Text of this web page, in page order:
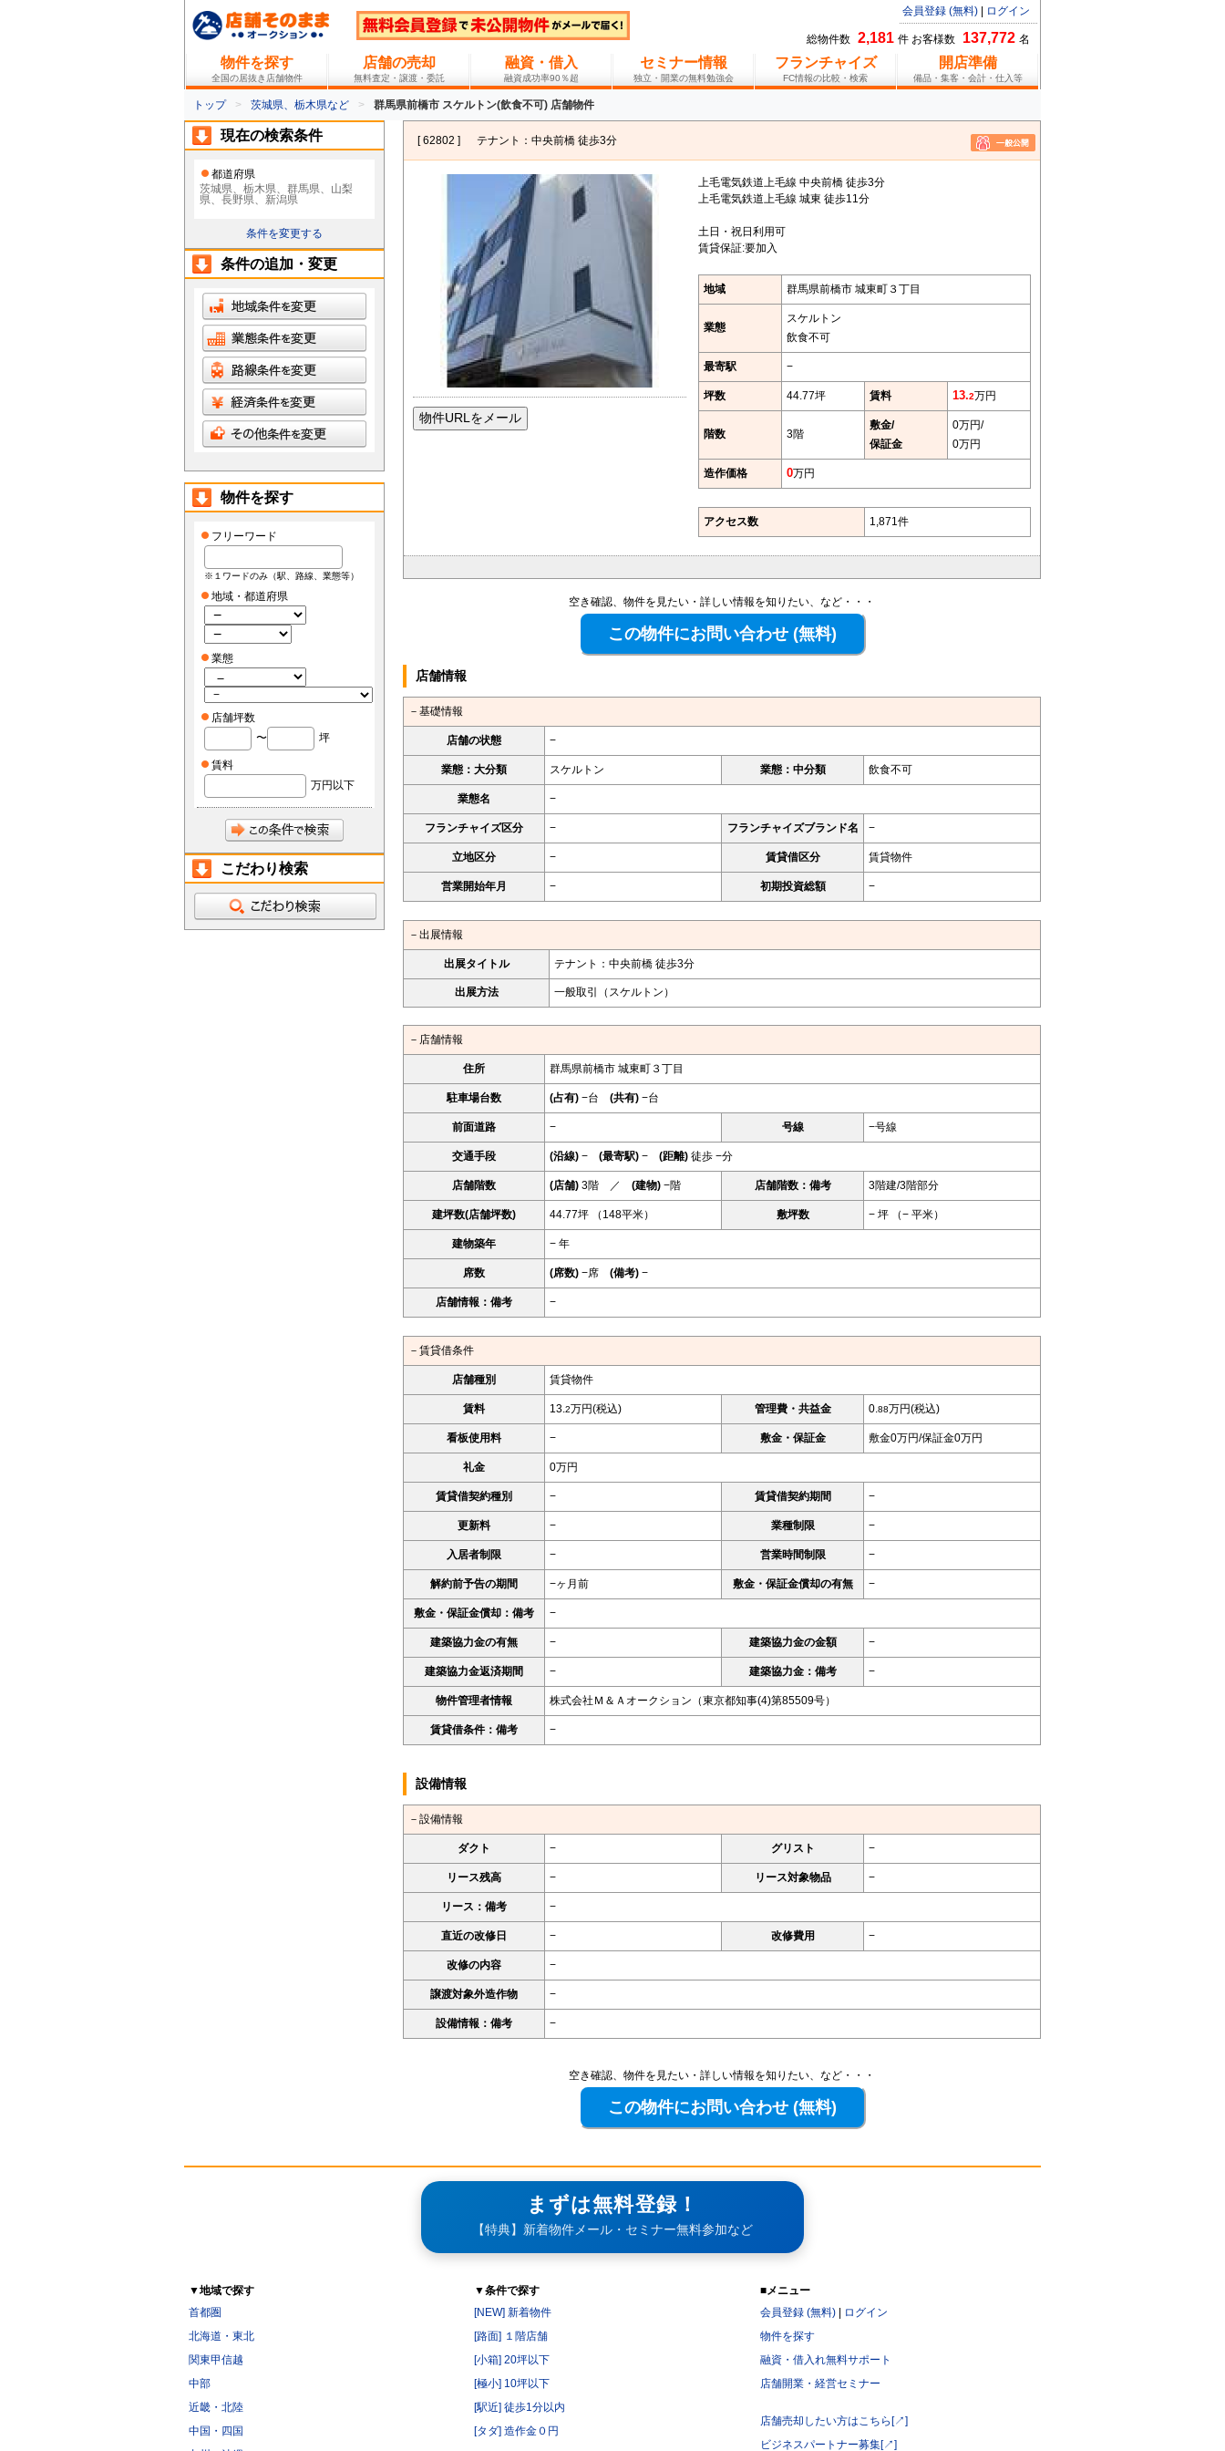
会員登録 (無料) ログイン
総物件数 2,181 件 お客様数 137,772 名
物件を探す
全国の居抜き店舗物件
店舗の売却
無料査定・譲渡・委託
融資・借入
融資成功率90％超
セミナー情報
独立・開業の無料勉強会
フランチャイズ
FC情報の比較・検索
開店準備
備品・集客・会計・仕入等
トップ 茨城県、栃木県など 群馬県前橋市 スケルトン(飲食不可) 店舗物件
[ 62802 ] テナント：中央前橋 徒歩3分
上毛電気鉄道上毛線 中央前橋 徒歩3分
上毛電気鉄道上毛線 城東 徒歩11分
土日・祝日利用可
賃貸保証:要加入
地域 群馬県前橋市 城東町３丁目
業態
スケルトン
飲食不可
最寄駅 −
坪数 44.77坪 賃料 13.2万円
階数 3階
敷金/
保証金
0万円/
0万円
造作価格 0万円
アクセス数 1,871件
空き確認、物件を見たい・詳しい情報を知りたい、など・・・
店舗情報
－基礎情報
店舗の状態 −
業態：大分類 スケルトン 業態：中分類 飲食不可
業態名 −
フランチャイズ区分 − フランチャイズブランド名 −
立地区分 − 賃貸借区分 賃貸物件
営業開始年月 − 初期投資総額 −
－出展情報
出展タイトル テナント：中央前橋 徒歩3分
出展方法 一般取引（スケルトン）
－店舗情報
住所 群馬県前橋市 城東町３丁目
駐車場台数 (占有) −台 (共有) −台
前面道路 − 号線 −号線
交通手段 (沿線) − (最寄駅) − (距離) 徒歩 −分
店舗階数 (店舗) 3階 ／ (建物) −階 店舗階数：備考 3階建/3階部分
建坪数(店舗坪数) 44.77坪 （148平米） 敷坪数 − 坪 （− 平米）
建物築年 − 年
席数 (席数) −席 (備考) −
店舗情報：備考 −
－賃貸借条件
店舗種別 賃貸物件
賃料 13. 2万円(税込) 管理費・共益金 0. 88万円(税込)
看板使用料 − 敷金・保証金 敷金0万円/保証金0万円
礼金 0万円
賃貸借契約種別 − 賃貸借契約期間 −
更新料 − 業種制限 −
入居者制限 − 営業時間制限 −
解約前予告の期間 −ヶ月前 敷金・保証金償却の有無 −
敷金・保証金償却：備考 −
建築協力金の有無 − 建築協力金の金額 −
建築協力金返済期間 − 建築協力金：備考 −
物件管理者情報 株式会社Ｍ＆Ａオークション（東京都知事(4)第85509号）
賃貸借条件：備考 −
設備情報
－設備情報
ダクト − グリスト −
リース残高 − リース対象物品 −
リース：備考 −
直近の改修日 − 改修費用 −
改修の内容 −
譲渡対象外造作物 −
設備情報：備考 −
空き確認、物件を見たい・詳しい情報を知りたい、など・・・
現在の検索条件
都道府県
茨城県、栃木県、群馬県、山梨
県、長野県、新潟県
条件を変更する
条件の追加・変更
物件を探す
フリーワード
※１ワードのみ（駅、路線、業態等）
地域・都道府県
業態
店舗坪数
〜
坪
賃料
万円以下
こだわり検索
まずは無料登録！
【特典】新着物件メール・セミナー無料参加など
▼地域で探す
首都圏
北海道・東北
関東甲信越
中部
近畿・北陸
中国・四国
▼条件で探す
[NEW] 新着物件
[路面] １階店舗
[小箱] 20坪以下
[極小] 10坪以下
[駅近] 徒歩1分以内
[タダ] 造作金０円
■メニュー
会員登録 (無料)| ログイン
物件を探す
融資・借入れ無料サポート
店舗開業・経営セミナー
店舗売却したい方はこちら[↗]
ビジネスパートナー募集[↗]